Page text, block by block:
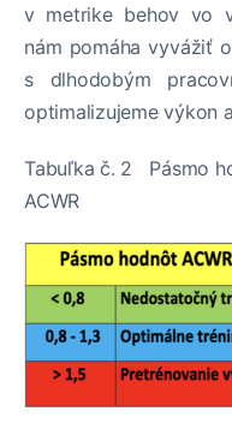
v metrike behov vo
nám pomáha vyvážiť
s dlhodobým
optimalizujeme výkon
Tabuľka č. 2 Pásmo
ACWR